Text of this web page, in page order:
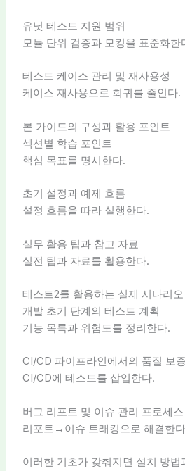
유닛 테스트 지원 범위
모듈 단위 검증과 모킹을 표준화한
테스트 케이스 관리 및 재사용성
케이스 재사용으로 회귀를 줄인다.
본 가이드의 구성과 활용 포인트
섹션별 학습 포인트
핵심 목표를 명시한다.
초기 설정과 예제 흐름
설정 흐름을 따라 실행한다.
실무 활용 팁과 참고 자료
실전 팁과 자료를 활용한다.
테스트2를 활용하는 실제 시나리
개발 초기 단계의 테스트 계획
기능 목록과 위험도를 정리한다.
CI/CD 파이프라인에서의 품질 보
CI/CD에 테스트를 삽입한다.
버그 리포트 및 이슈 관리 프로세스
리포트→이슈 트래킹으로 해결한
이러한 기초가 갖춰지면 설치 방법